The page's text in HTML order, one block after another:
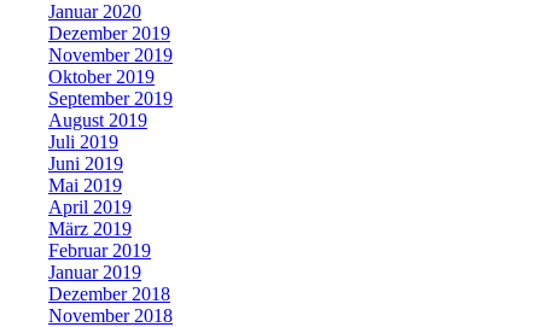
Januar 2020
Dezember 2019
November 2019
Oktober 2019
September 2019
August 2019
Juli 2019
Juni 2019
Mai 2019
April 2019
März 2019
Februar 2019
Januar 2019
Dezember 2018
November 2018